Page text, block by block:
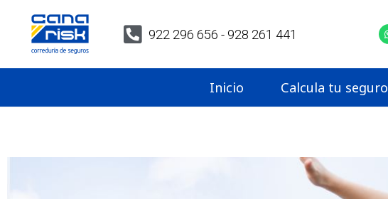
922 296 656 - 928 261 441
Inicio Calcula tu seguro